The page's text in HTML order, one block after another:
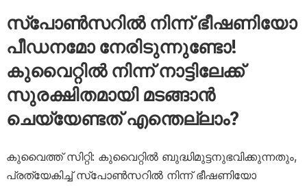
സ്പോൺസറിൽ നിന്ന് ഭീഷണിയോ
പീഡനമോ നേരിടുന്നുണ്ടോ!
കുവൈറ്റിൽ നിന്ന് നാട്ടിലേക്ക്
സുരക്ഷിതമായി മടങ്ങാൻ
ചെയ്യേണ്ടത് എന്തെല്ലാം?
കുവൈത്ത് സിറ്റി: കുവൈറ്റിൽ ബുദ്ധിമുട്ടനുഭവിക്കുന്നതും,
പ്രത്യേകിച്ച് സ്പോൺസറിൽ നിന്ന് ഭീഷണിയോ